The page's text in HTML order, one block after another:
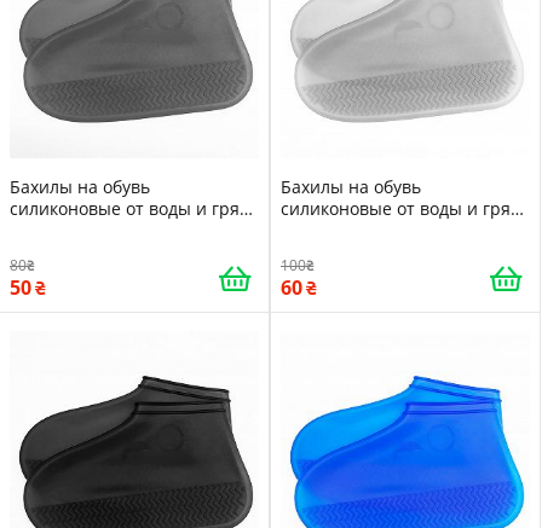
Бахилы на обувь
силиконовые от воды и грязи
80
50
Бахилы на обувь
силиконовые от воды и грязи
100
60